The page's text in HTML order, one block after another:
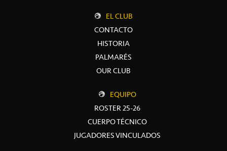
EL CLUB
CONTACTO
HISTORIA
PALMARÉS
OUR CLUB
EQUIPO
ROSTER 25-26
CUERPO TÉCNICO
JUGADORES VINCULADOS